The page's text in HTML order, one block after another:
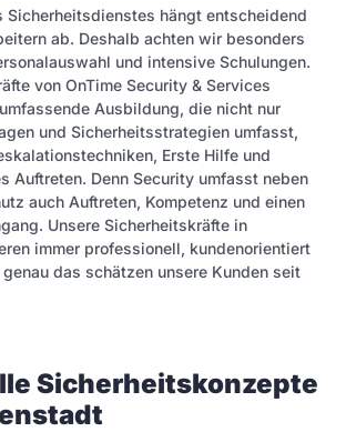
Sicherheitsdienstes hängt entscheidend
ab. Deshalb achten wir besonders
und intensive Schulungen.
von OnTime Security & Services
Ausbildung, die nicht nur
und Sicherheitsstrategien umfasst,
Erste Hilfe und
Auftreten. Denn Security umfasst neben
auch Auftreten, Kompetenz und einen
Unsere Sicherheitskräfte in
immer professionell, kundenorientiert
das schätzen unsere Kunden seit
Sicherheitskonzepte